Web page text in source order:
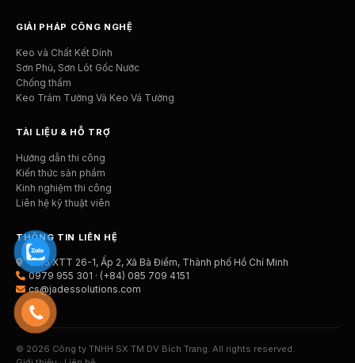
GIẢI PHÁP CÔNG NGHỆ
Keo và Chất Kết Dính
Sơn Phủ, Sơn Lót Gốc Nước
Chống thấm
Keo Trám Tường Và Keo Vá Tường
TÀI LIỆU & HỖ TRỢ
Hướng dẫn thi công
Kiến thức sản phẩm
Kinh nghiệm thi công
Liên hệ kỹ thuật viên
THÔNG TIN LIÊN HỆ
99/5 XTT 26-1, Ấp 2, Xã Bà Điểm, Thành phố Hồ Chí Minh
0979 955 301 · (+84) 085 709 4151
cs@jadessolutions.com
© 2026 Công ty TNHH SX TM DV Bích Trang. All rights reserved.